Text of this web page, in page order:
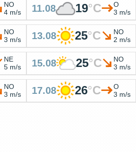
NO
4 m/s
11.08 19°C
O
3 m/s
NO
3 m/s
13.08 25°C
NO
2 m/s
NE
5 m/s
15.08 25°C
NO
3 m/s
NO
3 m/s
17.08 26°C
O
3 m/s